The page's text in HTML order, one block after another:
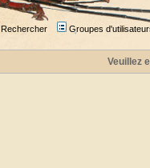
Rechercher Groupes
Veuillez